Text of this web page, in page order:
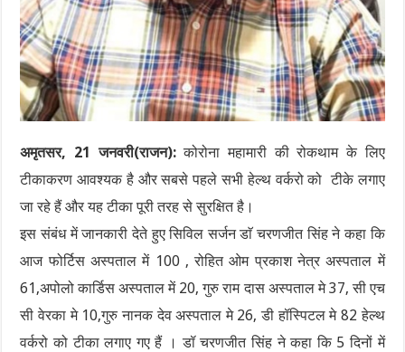
अमृतसर, 21 जनवरी(राजन):कोरोना महामारी की रोकथाम के लिए
टीकाकरण आवश्यक है और सबसे पहले सभी हेल्थ वर्करो को टीके लगाए
जा रहे हैं और यह टीका पूरी तरह से सुरक्षित है।
इस संबंध में जानकारी देते हुए सिविल सर्जन डाॅ चरणजीत सिंह ने कहा कि
आज फोर्टिस अस्पताल में 100 , रोहित ओम प्रकाश नेत्र अस्पताल में
61,अपोलो कार्डिस अस्पताल में 20, गुरु राम दास अस्पताल मे 37, सी एच
सी वेरका मे 10,गुरु नानक देव अस्पताल मे 26, डी हॉस्पिटल मे 82 हेल्थ
वर्करो को टीका लगाए गए हैं । डॉ चरणजीत सिंह ने कहा कि 5 दिनों में